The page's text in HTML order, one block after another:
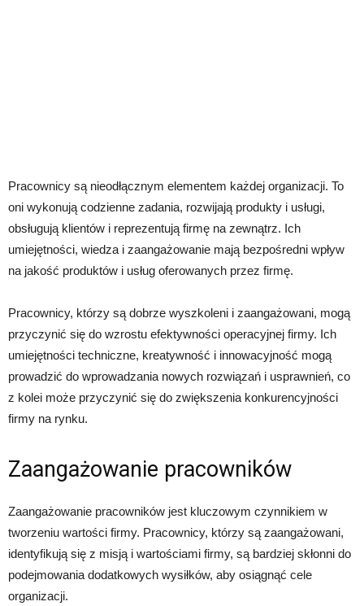
Pracownicy są nieodłącznym elementem każdej organizacji. To
oni wykonują codzienne zadania, rozwijają produkty i usługi,
obsługują klientów i reprezentują firmę na zewnątrz. Ich
umiejętności, wiedza i zaangażowanie mają bezpośredni wpływ
na jakość produktów i usług oferowanych przez firmę.
Pracownicy, którzy są dobrze wyszkoleni i zaangażowani, mogą
przyczynić się do wzrostu efektywności operacyjnej firmy. Ich
umiejętności techniczne, kreatywność i innowacyjność mogą
prowadzić do wprowadzania nowych rozwiązań i usprawnień, co
z kolei może przyczynić się do zwiększenia konkurencyjności
firmy na rynku.
Zaangażowanie pracowników
Zaangażowanie pracowników jest kluczowym czynnikiem w
tworzeniu wartości firmy. Pracownicy, którzy są zaangażowani,
identyfikują się z misją i wartościami firmy, są bardziej skłonni do
podejmowania dodatkowych wysiłków, aby osiągnąć cele
organizacji.